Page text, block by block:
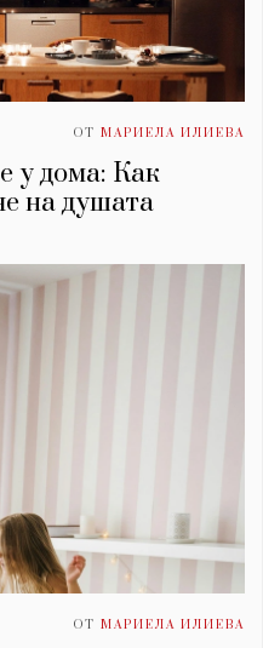
ОТ МАРИЕЛА ИЛИЕВА
у дома: Как
на душата
ОТ МАРИЕЛА ИЛИЕВА